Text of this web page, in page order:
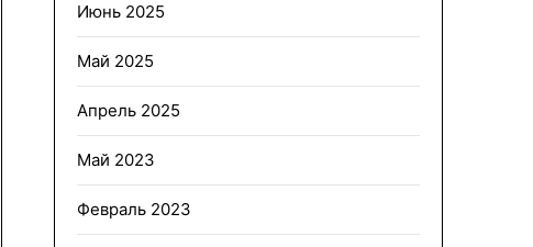
Июнь 2025
Май 2025
Апрель 2025
Май 2023
Февраль 2023